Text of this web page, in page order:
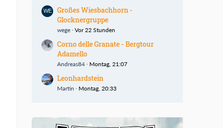
Großes Wiesbachhorn -
Glocknergruppe
wege Vor 22 Stunden
Corno delle Granate - Bergtour
Adamello
Andreas84 Montag, 21:07
Leonhardstein
Martin Montag, 20:33